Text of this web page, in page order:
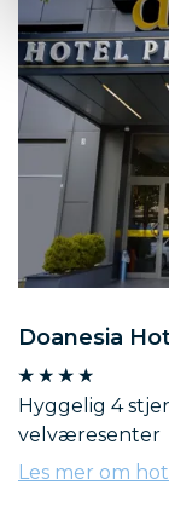
Doanesia
Hyggelig 4
velværesenter
Les mer om